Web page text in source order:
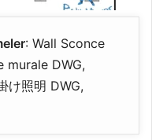
: Wall Sconce
murale DWG,
け照明 DWG,